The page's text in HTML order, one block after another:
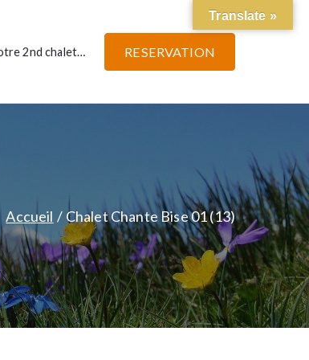
2nd chalet… RESERVATION
Accueil Chalet Chante Bise 01 (13)
Translate »